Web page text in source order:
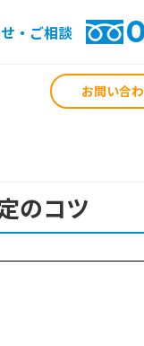
・ご相談
お問い合
のコツ